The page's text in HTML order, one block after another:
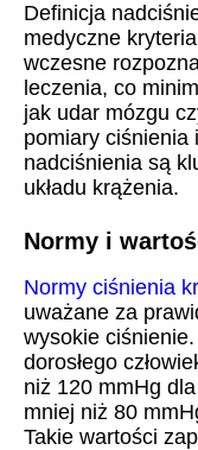
Definicja
medyczne
wczesne
leczenia, co
jak udar mózgu
pomiary ciśnienia
nadciśnienia są
układu krążenia.
Normy i
Normy ciśnienia
uważane za
wysokie
dorosłego
niż 120 mmHg
mniej niż 80
Takie wartości